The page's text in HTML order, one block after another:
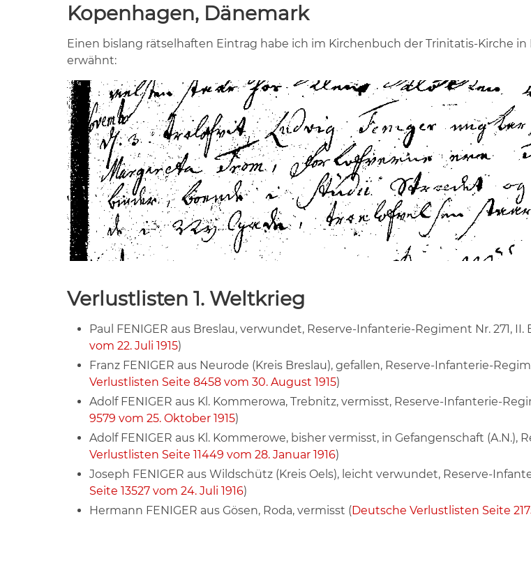
Kopenhagen, Dänemark
Einen bislang rätselhaften Eintrag habe ich im Kirchenbuch der Trinitatis-Kirche
erwähnt:
Verlustlisten 1. Weltkrieg
Paul FENIGER aus Breslau, verwundet, Reserve-Infanterie-Regiment Nr. 271, II.
vom 22. Juli 1915)
Franz FENIGER aus Neurode (Kreis Breslau), gefallen, Reserve-Infanterie-
Verlustlisten Seite 8458 vom 30. August 1915)
Adolf FENIGER aus Kl. Kommerowa, Trebnitz, vermisst, Reserve-Infanterie-
9579 vom 25. Oktober 1915)
Adolf FENIGER aus Kl. Kommerowe, bisher vermisst, in Gefangenschaft (A.N.),
Verlustlisten Seite 11449 vom 28. Januar 1916)
Joseph FENIGER aus Wildschütz (Kreis Oels), leicht verwundet, Reserve-
Seite 13527 vom 24. Juli 1916)
Hermann FENIGER aus Gösen, Roda, vermisst (Deutsche Verlustlisten Seite